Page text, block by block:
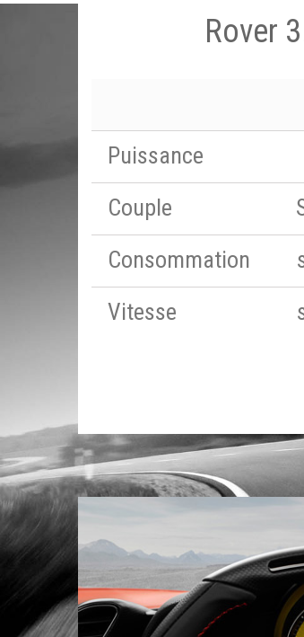
Rover
Puissance
Couple
Consommation
Vitesse